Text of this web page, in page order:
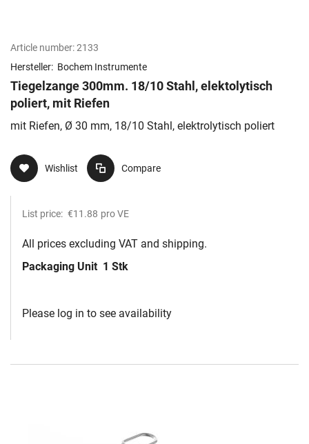
Article number:2133
Hersteller: Bochem Instrumente
Tiegelzange 300mm. 18/10 Stahl, elektolytisch
poliert, mit Riefen
mit Riefen, Ø 30 mm, 18/10 Stahl, elektrolytisch poliert
Wishlist Compare
List price: €11.88 pro VE
All prices excluding VAT and shipping.
Packaging Unit 1 Stk
Please log in to see availability